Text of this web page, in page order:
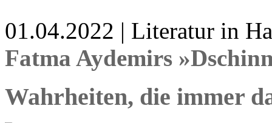
01.04.2022 | Literatur in
Fatma Aydemirs
Wahrheiten, die immer